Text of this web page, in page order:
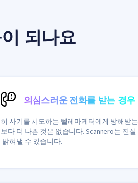
되나요
의심스러운 전화를 받는 경우
사기를 시도하는 텔레마케터에게 방해받는
다 더 나쁜 것은 없습니다. Scannero는 진실
밝혀낼 수 있습니다.